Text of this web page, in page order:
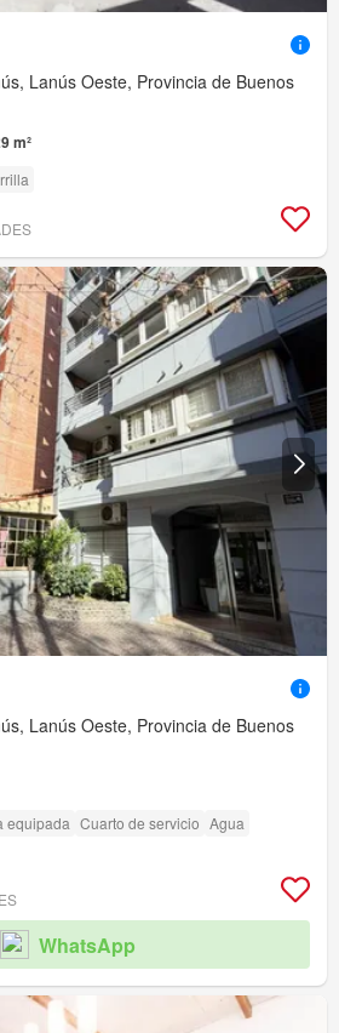
Lanús Oeste, Provincia de Buenos
m²
Lanús Oeste, Provincia de Buenos
equipada Cuarto de servicio Agua
WhatsApp